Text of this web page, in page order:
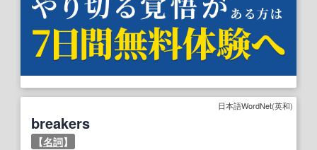
日本語WordNet(英和)
breakers
【名詞】